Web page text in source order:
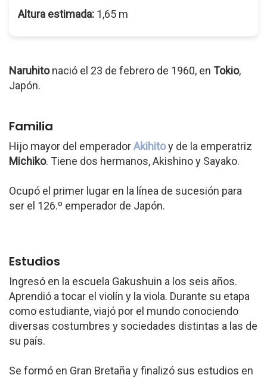
Altura estimada: 1,65 m
Naruhitonació el 23 de febrero de 1960, en Tokio,
Japón.
Familia
Hijo mayor del emperadorAkihitoy de la emperatriz
Michiko. Tiene dos hermanos, Akishino y Sayako.
Ocupó el primer lugar en la línea de sucesión para
ser el 126.º emperador de Japón.
Estudios
Ingresó en la escuela Gakushuin a los seis años.
Aprendió a tocar el violín y la viola. Durante su etapa
como estudiante, viajó por el mundo conociendo
diversas costumbres y sociedades distintas a las de
su país.
Se formó en Gran Bretaña y finalizó sus estudios en